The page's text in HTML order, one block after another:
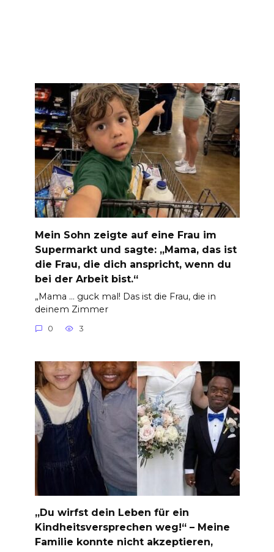
Mein Sohn zeigte auf eine Frau im
Supermarkt und sagte: „Mama, das ist
die Frau, die dich anspricht, wenn du
bei der Arbeit bist.“
„Mama … guck mal! Das ist die Frau, die in
deinem Zimmer
0 3
„Du wirfst dein Leben für ein
Kindheitsversprechen weg!“ – Meine
Familie konnte nicht akzeptieren,